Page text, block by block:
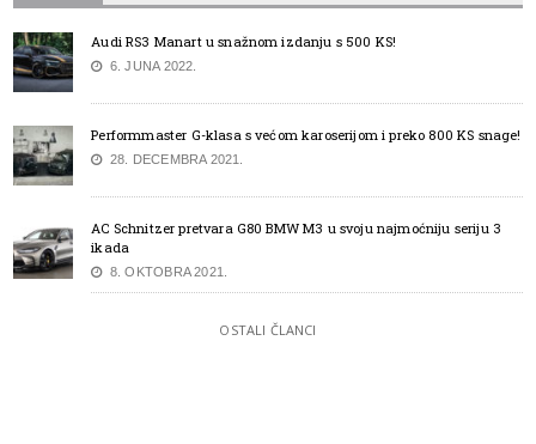
Audi RS3 Manart u snažnom izdanju s 500 KS!
6. JUNA 2022.
Performmaster G-klasa s većom karoserijom i preko 800 KS snage!
28. DECEMBRA 2021.
AC Schnitzer pretvara G80 BMW M3 u svoju najmoćniju seriju 3
ikada
8. OKTOBRA 2021.
OSTALI ČLANCI